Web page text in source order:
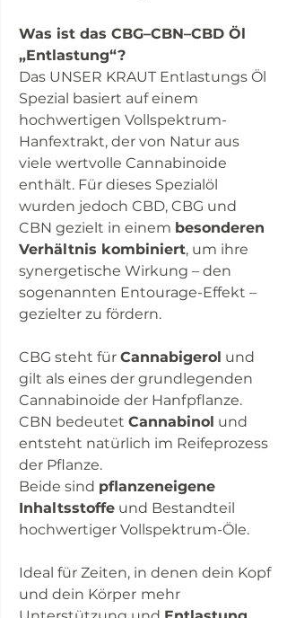
Was ist das CBG–CBN–CBD Öl
„Entlastung“?
Das UNSER KRAUT Entlastungs Öl
Spezial basiert auf einem
hochwertigen Vollspektrum-
Hanfextrakt, der von Natur aus
viele wertvolle Cannabinoide
enthält. Für dieses Spezialöl
wurden jedoch CBD, CBG und
CBN gezielt in einem besonderen
Verhältnis kombiniert, um ihre
synergetische Wirkung – den
sogenannten Entourage-Effekt –
gezielter zu fördern.
CBG steht für Cannabigerol und
gilt als eines der grundlegenden
Cannabinoide der Hanfpflanze.
CBN bedeutet Cannabinol und
entsteht natürlich im Reifeprozess
der Pflanze.
Beide sind pflanzeneigene
Inhaltsstoffe und Bestandteil
hochwertiger Vollspektrum-Öle.
Ideal für Zeiten, in denen dein Kopf
und dein Körper mehr